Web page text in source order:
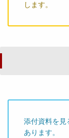
します。
添付資料を見
あります。